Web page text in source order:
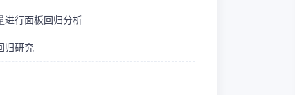
进行面板回归分析
归研究